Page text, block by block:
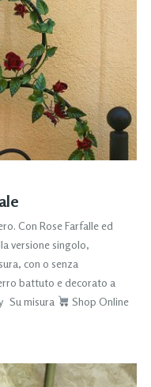
Con Rose Farfalle ed
versione singolo,
con o senza
battuto e decorato a
Su misura
Shop Online